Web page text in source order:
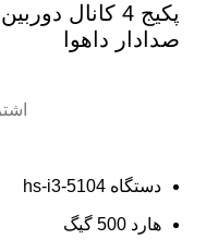
صدادار داهوا
دستگاه hs-i3-5104
هارد 500 گیگ